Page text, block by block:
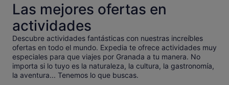
Las mejores ofertas en
actividades
Descubre actividades fantásticas con nuestras increíbles
ofertas en todo el mundo. Expedia te ofrece actividades muy
especiales para que viajes por Granada a tu manera. No
importa si lo tuyo es la naturaleza, la cultura, la gastronomía,
la aventura... Tenemos lo que buscas.